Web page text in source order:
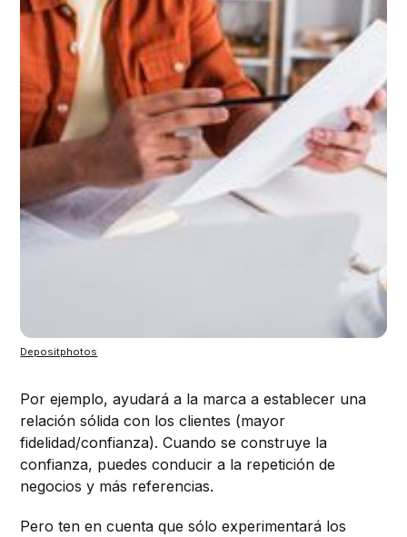
Depositphotos
Por ejemplo, ayudará a la marca a establecer una
relación sólida con los clientes (mayor
fidelidad/confianza). Cuando se construye la
confianza, puedes conducir a la repetición de
negocios y más referencias.
Pero ten en cuenta que sólo experimentará los